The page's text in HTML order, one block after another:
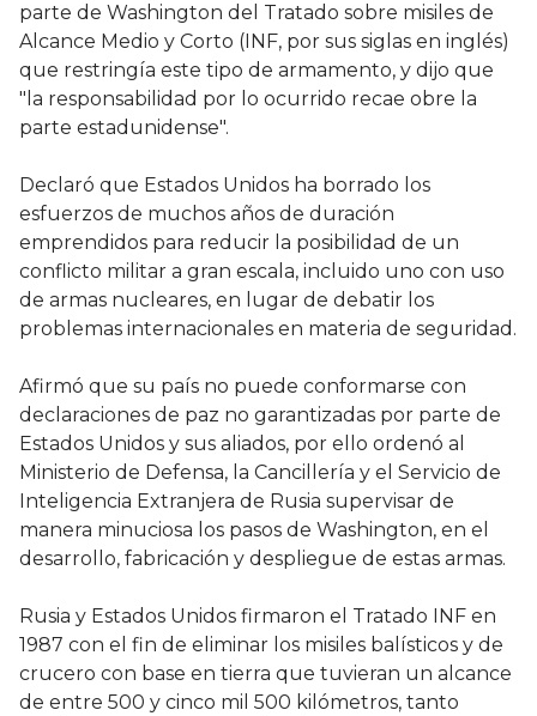
parte de Washington del Tratado sobre misiles de
Alcance Medio y Corto (INF, por sus siglas en inglés)
que restringía este tipo de armamento, y dijo que
"la responsabilidad por lo ocurrido recae obre la
parte estadunidense".
Declaró que Estados Unidos ha borrado los
esfuerzos de muchos años de duración
emprendidos para reducir la posibilidad de un
conflicto militar a gran escala, incluido uno con uso
de armas nucleares, en lugar de debatir los
problemas internacionales en materia de seguridad.
Afirmó que su país no puede conformarse con
declaraciones de paz no garantizadas por parte de
Estados Unidos y sus aliados, por ello ordenó al
Ministerio de Defensa, la Cancillería y el Servicio de
Inteligencia Extranjera de Rusia supervisar de
manera minuciosa los pasos de Washington, en el
desarrollo, fabricación y despliegue de estas armas.
Rusia y Estados Unidos firmaron el Tratado INF en
1987 con el fin de eliminar los misiles balísticos y de
crucero con base en tierra que tuvieran un alcance
de entre 500 y cinco mil 500 kilómetros, tanto